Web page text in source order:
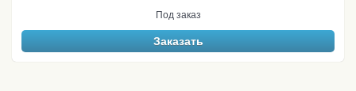
Под заказ
Заказать